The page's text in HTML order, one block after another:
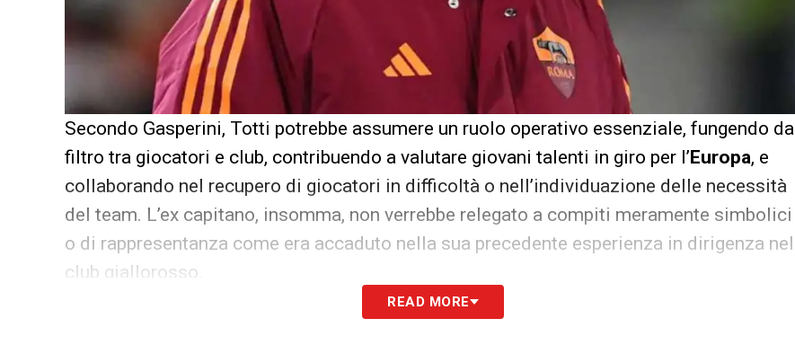
Secondo Gasperini, Totti potrebbe assumere un ruolo operativo essenziale, fungendo da
filtro tra giocatori e club, contribuendo a valutare giovani talenti in giro per l’Europa, e
collaborando nel recupero di giocatori in difficoltà o nell’individuazione delle necessità
del team. L’ex capitano, insomma, non verrebbe relegato a compiti meramente simbolici
o di rappresentanza come era accaduto nella sua precedente esperienza in dirigenza nel
club giallorosso.
Ultime Notizie Serie A: tutte le novità del giorno sul massimo
READ MORE